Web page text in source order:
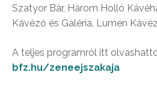
Szatyor Bár, Három Holló
Kávézó és Galéria, Lumen
A teljes programról itt
bfz.hu/zeneejszakaja